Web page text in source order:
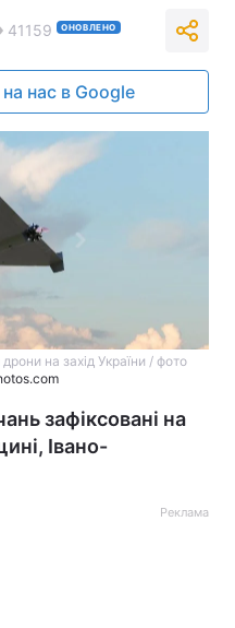
41159 ОНОВЛЕНО
нас в Google
на захід України / фото
зафіксовані на
Івано-
Реклама